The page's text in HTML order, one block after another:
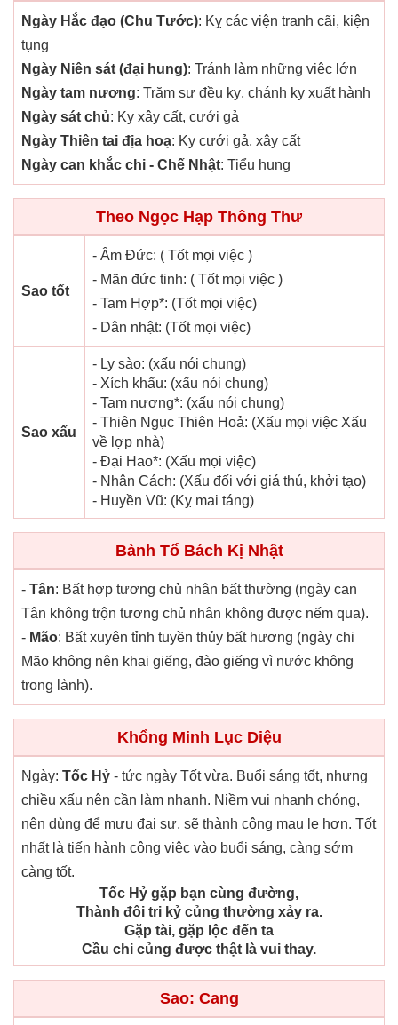
Ngày Hắc đạo (Chu Tước): Kỵ các viện tranh cãi, kiện
tụng
Ngày Niên sát (đại hung): Tránh làm những việc lớn
Ngày tam nương: Trăm sự đều kỵ, chánh kỵ xuất hành
Ngày sát chủ: Kỵ xây cất, cưới gả
Ngày Thiên tai địa hoạ: Kỵ cưới gả, xây cất
Ngày can khắc chi - Chế Nhật: Tiểu hung
Theo Ngọc Hạp Thông Thư
Sao tốt
- Âm Đức: ( Tốt mọi việc )
- Mãn đức tinh: ( Tốt mọi việc )
- Tam Hợp*: (Tốt mọi việc)
- Dân nhật: (Tốt mọi việc)
Sao xấu
- Ly sào: (xấu nói chung)
- Xích khẩu: (xấu nói chung)
- Tam nương*: (xấu nói chung)
- Thiên Ngục Thiên Hoả: (Xấu mọi việc Xấu
về lợp nhà)
- Đại Hao*: (Xấu mọi việc)
- Nhân Cách: (Xấu đối với giá thú, khởi tạo)
- Huyền Vũ: (Kỵ mai táng)
Bành Tổ Bách Kị Nhật
- Tân: Bất hợp tương chủ nhân bất thường (ngày can
Tân không trộn tương chủ nhân không được nếm qua).
- Mão: Bất xuyên tỉnh tuyền thủy bất hương (ngày chi
Mão không nên khai giếng, đào giếng vì nước không
trong lành).
Khổng Minh Lục Diệu
Ngày: Tốc Hỷ - tức ngày Tốt vừa. Buổi sáng tốt, nhưng
chiều xấu nên cần làm nhanh. Niềm vui nhanh chóng,
nên dùng để mưu đại sự, sẽ thành công mau lẹ hơn. Tốt
nhất là tiến hành công việc vào buổi sáng, càng sớm
càng tốt.
Tốc Hỷ gặp bạn cùng đường,
Thành đôi tri kỷ củng thường xảy ra.
Gặp tài, gặp lộc đến ta
Cầu chi củng được thật là vui thay.
Sao: Cang